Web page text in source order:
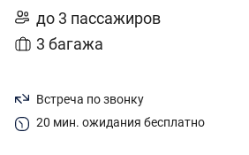
до 3 пассажиров
3 багажа
Встреча по звонку
20 мин. ожидания бесплатно